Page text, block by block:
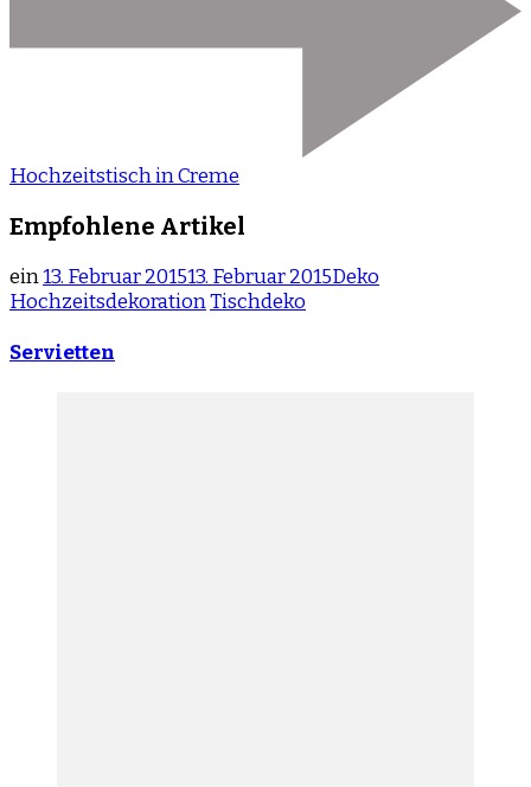
Hochzeitstisch in Creme
Empfohlene Artikel
ein13. Februar 201513. Februar 2015Deko
HochzeitsdekorationTischdeko
Servietten